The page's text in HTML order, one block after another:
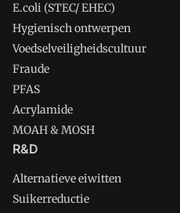
E.coli (STEC/ EHEC)
Hygienisch ontwerpen
Voedselveiligheidscultuur
Fraude
PFAS
Acrylamide
MOAH & MOSH
R&D
Alternatieve eiwitten
Suikerreductie